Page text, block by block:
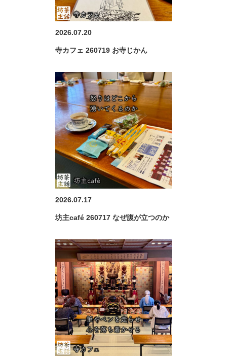
2026.07.20
寺カフェ 260719 お寺じかん
2026.07.17
坊主café 260717 なぜ腹が立つのか